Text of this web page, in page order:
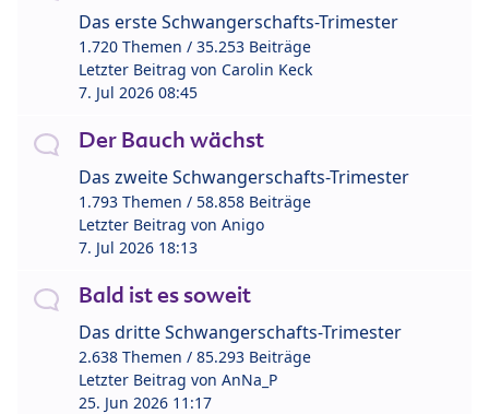
Das erste Schwangerschafts-Trimester
1.720 Themen / 35.253 Beiträge
Letzter Beitrag von Carolin Keck
7. Jul 2026 08:45
Der Bauch wächst
Das zweite Schwangerschafts-Trimester
1.793 Themen / 58.858 Beiträge
Letzter Beitrag von Anigo
7. Jul 2026 18:13
Bald ist es soweit
Das dritte Schwangerschafts-Trimester
2.638 Themen / 85.293 Beiträge
Letzter Beitrag von AnNa_P
25. Jun 2026 11:17